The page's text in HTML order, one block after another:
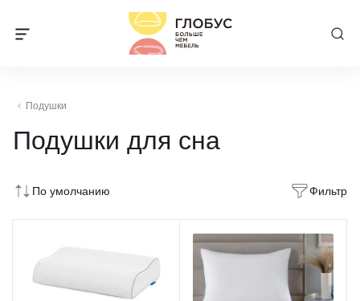
Подушки
Подушки для сна
По умолчанию Фильтр